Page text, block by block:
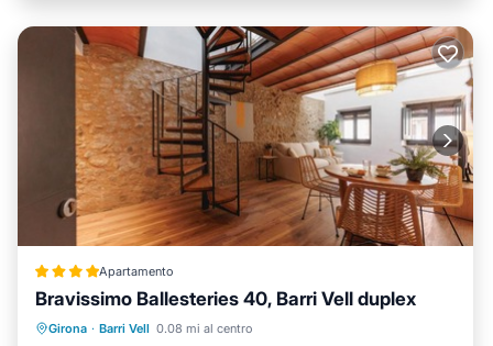
Apartamento
Bravissimo Ballesteries 40, Barri Vell duplex
Girona · Barri Vell 0.08 mi al centro
Aire acondicionado